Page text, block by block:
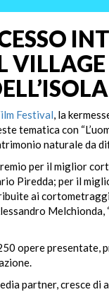
Festival, la
tematica con
naturale da
per il miglior
Piredda; per il
ai
opere
partner, cresce